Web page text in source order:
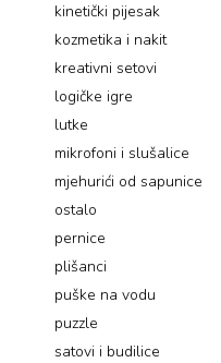
kinetički pijesak
kozmetika i nakit
kreativni setovi
logičke igre
lutke
mikrofoni i slušalice
mjehurići od sapunice
ostalo
pernice
plišanci
puške na vodu
puzzle
satovi i budilice